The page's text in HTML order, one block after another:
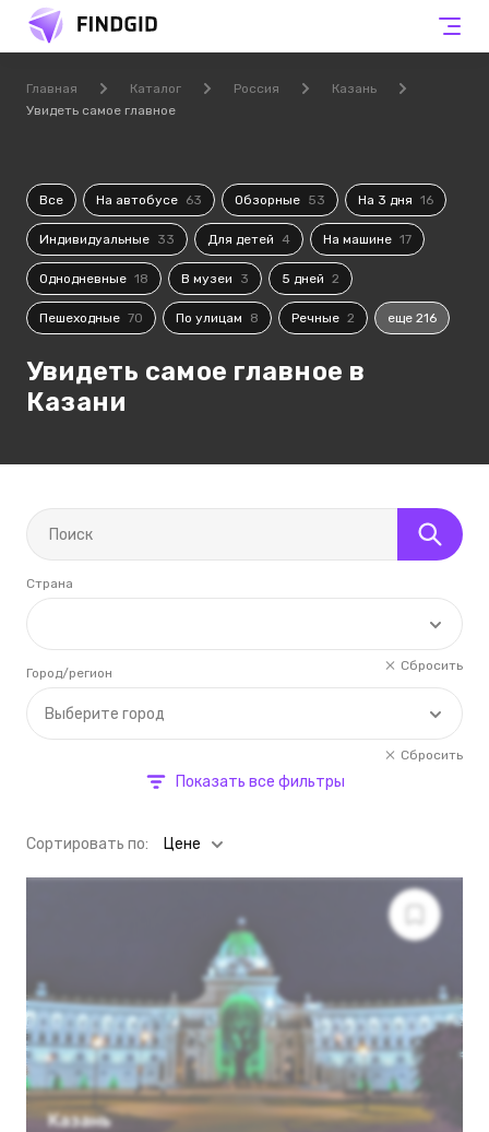
Главная Каталог Россия
Казань
Увидеть самое главное
Все На автобусе 63 Обзорные 53 На 3 дня 16
Индивидуальные 33 Для детей 4 На машине 17
Однодневные 18 В музеи 3 5 дней 2
Пешеходные 70 По улицам 8 Речные 2 еще 216
Увидеть самое главное в
Казани
Страна
Сбросить
Выберите город
Город/регион
Сбросить
Показать все фильтры
Cортировать по: Цене
Казань